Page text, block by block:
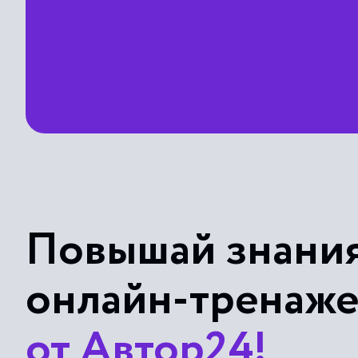
Повышай
онлайн-